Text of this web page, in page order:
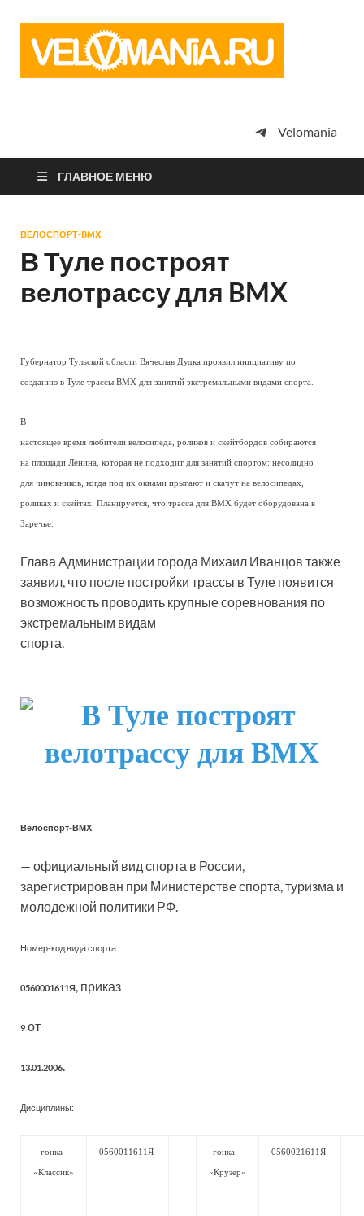
просто
Velomania
ГЛАВНОЕ МЕНЮ
ВЕЛОСПОРТ-BMX
В Туле построят
велотрассу для BMX
Губернатор Тульской области Вячеслав Дудка проявил инициативу по
созданию в Туле трассы BMX для занятий экстремальными видами спорта.
В
настоящее время любители велосипеда, роликов и скейтбордов собираются
на площади Ленина, которая не подходит для занятий спортом: несолидно
для чиновников, когда под их окнами прыгают и скачут на велосипедах,
роликах и скейтах. Планируется, что трасса для BMX будет оборудована в
Заречье.
Глава Администрации города Михаил Иванцов также
заявил, что после постройки трассы в Туле появится
возможность проводить крупные соревнования по
экстремальным видам
спорта.
Велоспорт-ВМХ
— официальный вид спорта в России,
зарегистрирован при Министерстве спорта, туризма и
молодежной политики РФ.
Номер-код вида спорта:
0560001611Я, приказ
9 от
13.01.2006.
Дисциплины:
гонка —
«Классик»
0560011611Я гонка —
«Крузер»
0560021611Я